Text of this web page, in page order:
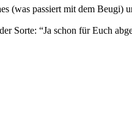
(was passiert mit dem Beugi)
Sorte: “Ja schon für Euch